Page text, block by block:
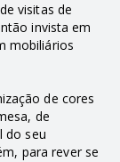
visitas de
invista em
mobiliários
de cores
de
do seu
para rever se